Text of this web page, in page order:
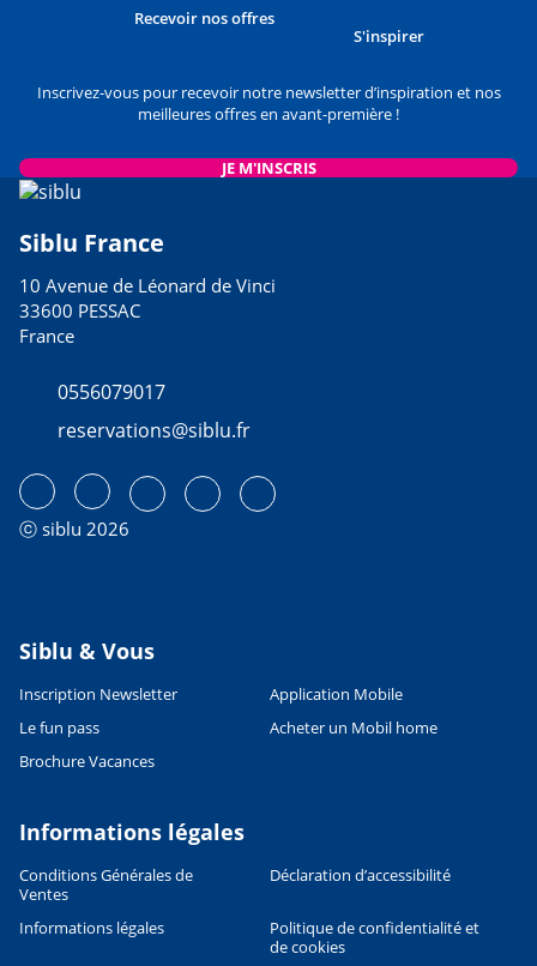
Recevoir nos offres
S'inspirer
Inscrivez-vous pour recevoir notre newsletter d’inspiration et nos
meilleures offres en avant-première !
JE M'INSCRIS
Siblu France
10 Avenue de Léonard de Vinci
33600 PESSAC
France
0556079017
reservations@siblu.fr
ⓒ siblu 2026
Siblu & Vous
Inscription Newsletter
Application Mobile
Le fun pass
Acheter un Mobil home
Brochure Vacances
Informations légales
Conditions Générales de
Ventes
Déclaration d’accessibilité
Informations légales
Politique de confidentialité et
de cookies